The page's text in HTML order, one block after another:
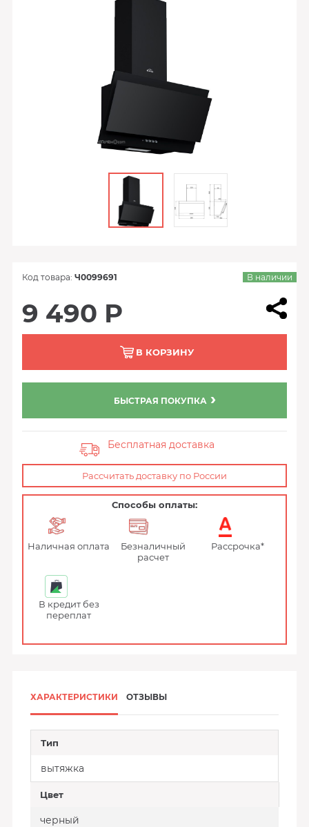
Код товара: Ч0099691 В наличии
9 490 Р
В КОРЗИНУ
БЫСТРАЯ ПОКУПКА
Бесплатная доставка
Рассчитать доставку по России
Способы оплаты:
Наличная оплата
Безналичный
расчет
Рассрочка*
В кредит без
переплат
ХАРАКТЕРИСТИКИ ОТЗЫВЫ
Тип
вытяжка
Цвет
черный